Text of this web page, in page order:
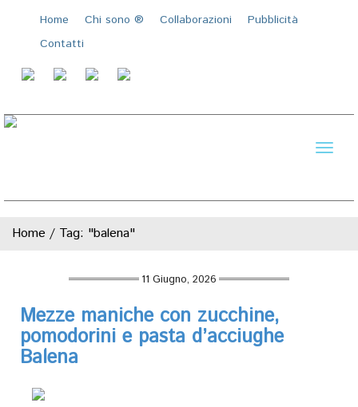
Home Chi sono ®️ Collaborazioni
Pubblicità
Contatti
Home / Tag: "balena"
11 Giugno, 2026
Mezze maniche con zucchine,
pomodorini e pasta d’acciughe
Balena